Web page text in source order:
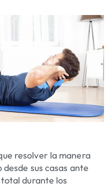
resolver la manera
sus casas ante
durante los